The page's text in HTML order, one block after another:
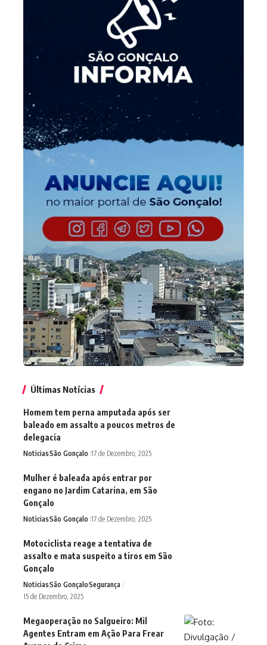
Últimas Notícias
Homem tem perna amputada após ser
baleado em assalto a poucos metros de
delegacia
NoticiasSão Gonçalo 17 de Dezembro, 2025
Mulher é baleada após entrar por
engano no Jardim Catarina, em São
Gonçalo
NoticiasSão Gonçalo 17 de Dezembro, 2025
Motociclista reage a tentativa de
assalto e mata suspeito a tiros em São
Gonçalo
NoticiasSão GonçaloSegurança
15 de Dezembro, 2025
Megaoperação no Salgueiro: Mil
Agentes Entram em Ação Para Frear